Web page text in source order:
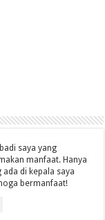
saya yang
manfaat. Hanya
di kepala saya
bermanfaat!